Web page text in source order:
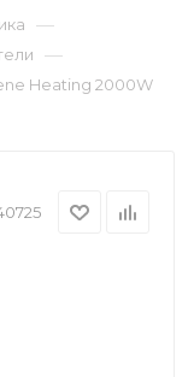
—
—
Heating 2000W